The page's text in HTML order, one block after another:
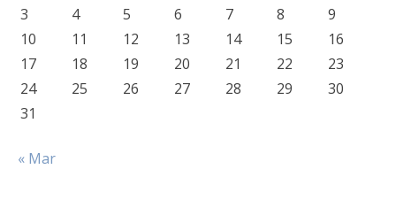
3
4 5 6 7 8
9
10
11 12 13 14 15
16
17
18 19 20 21 22
23
24
25 26 27 28 29
30
31
« Mar